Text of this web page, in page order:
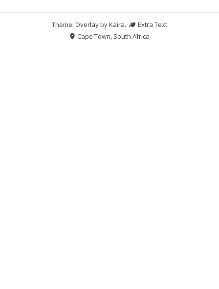
Theme: Overlay byKaira.
Extra Text
Cape Town, South Africa